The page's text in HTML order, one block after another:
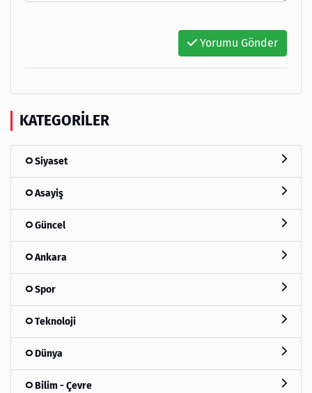
Yorumu Gönder
KATEGORILER
Siyaset
Asayiş
Güncel
Ankara
Spor
Teknoloji
Dünya
Bilim - Çevre